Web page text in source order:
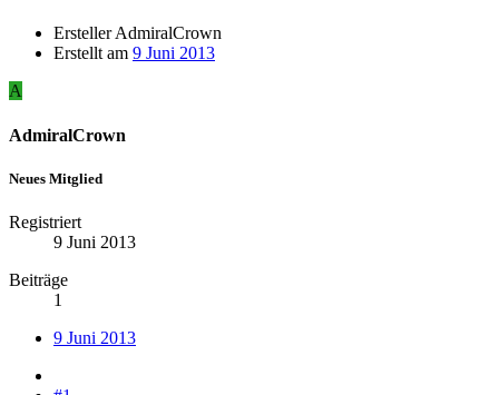
ErstellerAdmiralCrown
Erstellt am 9 Juni 2013
A
AdmiralCrown
Neues Mitglied
Registriert
9 Juni 2013
Beiträge
1
9 Juni 2013